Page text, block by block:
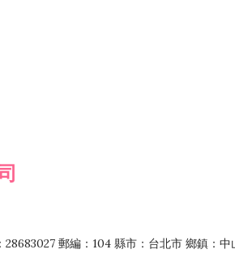
28683027 郵編：104 縣市：台北市 鄉鎮：